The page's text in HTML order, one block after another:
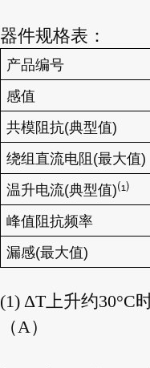
器件规格表：
产品编号
感值
共模阻抗(典型值)
绕组直流电阻 (最大值)
温升电流(典型值)(¹)
峰值阻抗频率
漏感(最大值)
(1) ΔT上升约30°C
（A）